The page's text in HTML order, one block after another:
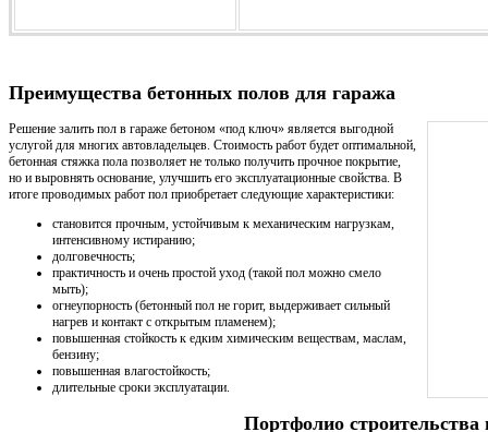
Преимущества бетонных полов для гаража
Решение залить пол в гараже бетоном «под ключ» является выгодной
услугой для многих автовладельцев. Стоимость работ будет оптимальной,
бетонная стяжка пола позволяет не только получить прочное покрытие,
но и выровнять основание, улучшить его эксплуатационные свойства. В
итоге проводимых работ пол приобретает следующие характеристики:
становится прочным, устойчивым к механическим нагрузкам,
интенсивному истиранию;
долговечность;
практичность и очень простой уход (такой пол можно смело
мыть);
огнеупорность (бетонный пол не горит, выдерживает сильный
нагрев и контакт с открытым пламенем);
повышенная стойкость к едким химическим веществам, маслам,
бензину;
повышенная влагостойкость;
длительные сроки эксплуатации.
Портфолио строительства